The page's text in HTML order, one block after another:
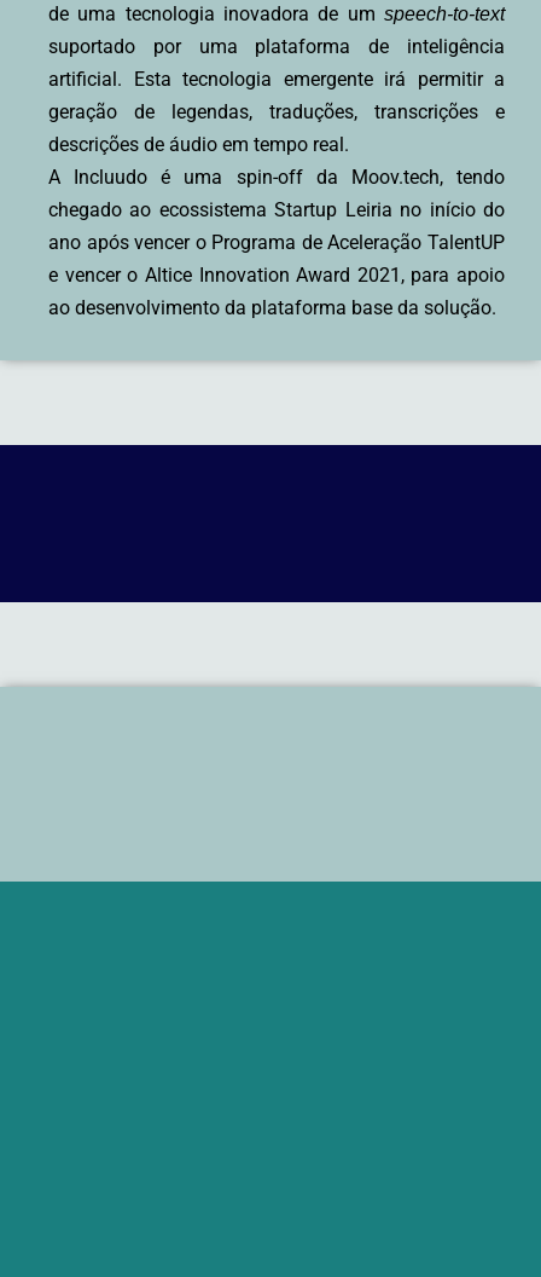
de uma tecnologia inovadora de um speech-to-text
suportado por uma plataforma de inteligência
artificial. Esta tecnologia emergente irá permitir a
geração de legendas, traduções, transcrições e
descrições de áudio em tempo real.
A Incluudo é uma spin-off da Moov.tech, tendo
chegado ao ecossistema Startup Leiria no início do
ano após vencer o Programa de Aceleração TalentUP
e vencer o Altice Innovation Award 2021, para apoio
ao desenvolvimento da plataforma base da solução.